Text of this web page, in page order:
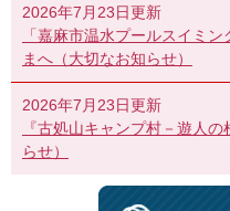
2026年7月23日更新
「嘉麻市温水プールスイミ
まへ（大切なお知らせ）
2026年7月23日更新
『古処山キャンプ村－遊人
らせ）